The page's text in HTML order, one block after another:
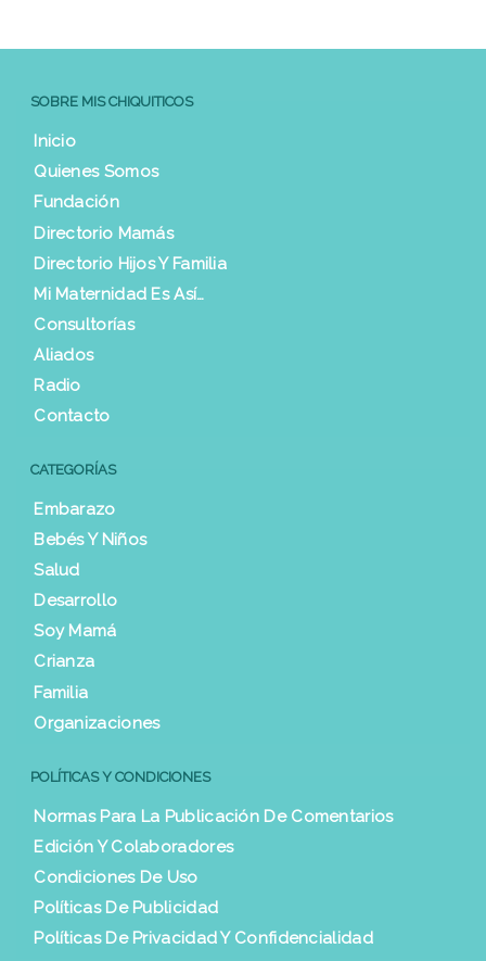
SOBRE MIS CHIQUITICOS
Inicio
Quienes Somos
Fundación
Directorio Mamás
Directorio Hijos Y Familia
Mi Maternidad Es Así…
Consultorías
Aliados
Radio
Contacto
CATEGORÍAS
Embarazo
Bebés Y Niños
Salud
Desarrollo
Soy Mamá
Crianza
Familia
Organizaciones
POLÍTICAS Y CONDICIONES
Normas Para La Publicación De Comentarios
Edición Y Colaboradores
Condiciones De Uso
Políticas De Publicidad
Políticas De Privacidad Y Confidencialidad